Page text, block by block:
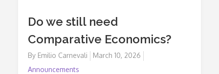
Do we still need
Comparative Economics?
By Emilio Carnevali
Posted
March 10, 2026
Announcements